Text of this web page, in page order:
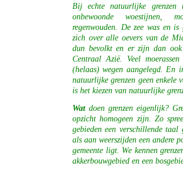
Bij echte natuurlijke grenzen
onbewoonde woestijnen,
regenwouden. De zee was en
zich over alle oevers van de
dun bevolkt en er zijn dan ook
Centraal Azië. Veel
(helaas) wegen aangelegd. En
natuurlijke grenzen geen enkele
is het kiezen van natuurlijke
Watdoen grenzen eigenlijk?
opzicht homogeen zijn. Zo
gebieden een verschillende
als aan weerszijden een andere
gemeente ligt. We kennen
akkerbouwgebied en een